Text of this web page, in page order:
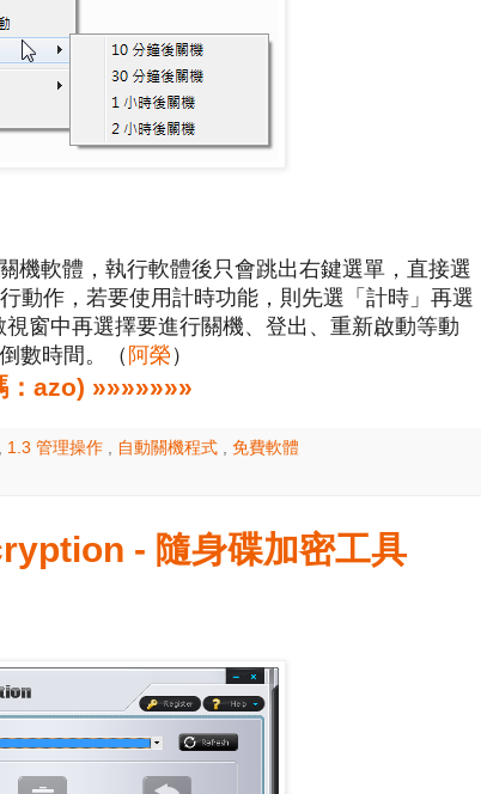
機軟體，執行軟體後只會跳出右鍵選單，直接選
動作，若要使用計時功能，則先選「計時」再選
窗中再選擇要進行關機、登出、重新啟動等動
數時間。（ 阿榮 ）
：azo) »»»»»»»
1.3 管理操作 自動關機程式 免費軟體
- 隨身碟加密工具